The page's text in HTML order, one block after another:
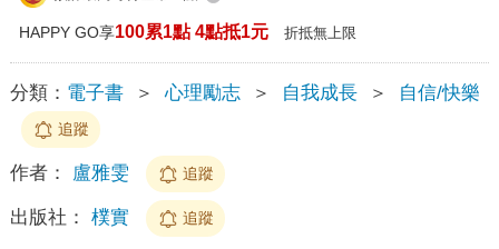
HAPPY GO享100累1點 4點抵1元 折抵無上限
分類： 電子書 ＞ 心理勵志 ＞ 自我成長 ＞ 自信/快樂
追蹤
作者： 盧雅雯 追蹤
出版社： 樸實 追蹤